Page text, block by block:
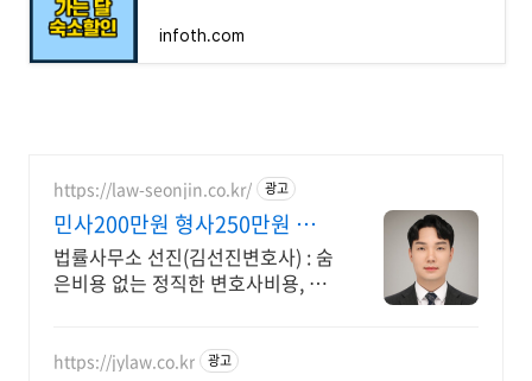
infoth.com
https://law-seonjin.co.kr/ 광고
민사200만원 형사250만원 변호
사선임비용 수임료 정찰제
법률사무소 선진(김선진변호사) : 숨
은비용 없는 정직한 변호사비용, 수
세요.
https://jylaw.co.kr 광고